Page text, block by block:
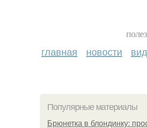
главная новости
Популярные материалы
Брюнетка в блондинку: